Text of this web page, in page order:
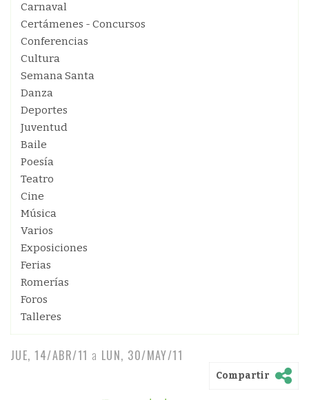
Carnaval
Certámenes - Concursos
Conferencias
Cultura
Semana Santa
Danza
Deportes
Juventud
Baile
Poesía
Teatro
Cine
Música
Varios
Exposiciones
Ferias
Romerías
Foros
Talleres
JUE, 14/ABR/11 a LUN, 30/MAY/11
Compartir